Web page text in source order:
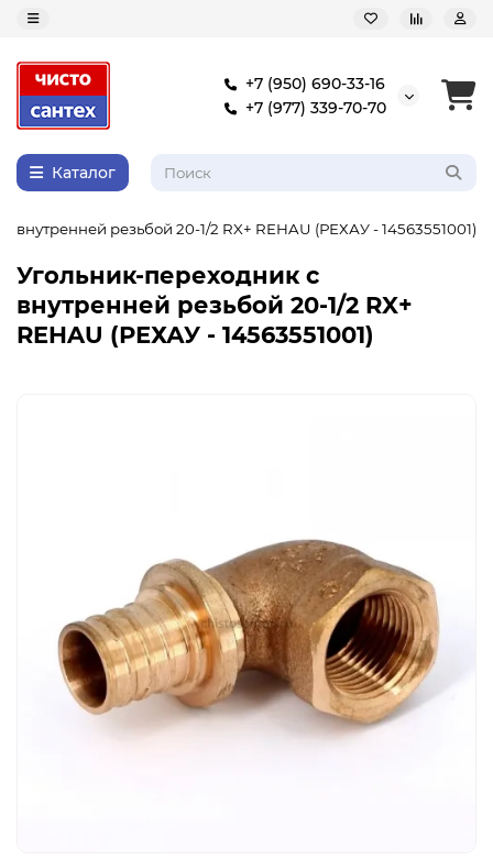
+7 (950) 690-33-16
+7 (977) 339-70-70
Каталог
внутренней резьбой 20-1/2 RX+ REHAU (РЕХАУ - 14563551001)
Угольник-переходник с
внутренней резьбой 20-1/2 RX+
REHAU (РЕХАУ - 14563551001)